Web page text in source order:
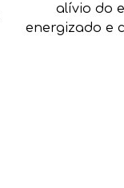
alívio do
energizado e